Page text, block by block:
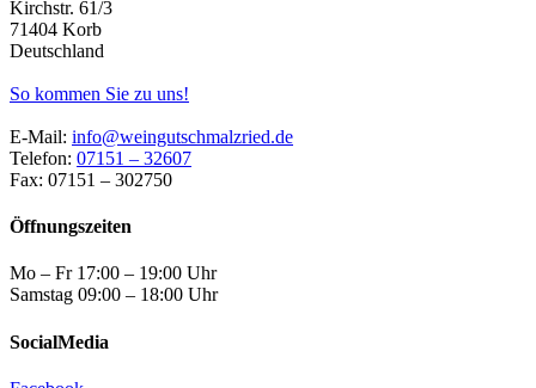
Kirchstr. 61/3
71404 Korb
Deutschland
So kommen Sie zu uns!
E-Mail: info@weingutschmalzried.de
Telefon: 07151 – 32607
Fax: 07151 – 302750
Öffnungszeiten
Mo – Fr 17:00 – 19:00 Uhr
Samstag 09:00 – 18:00 Uhr
SocialMedia